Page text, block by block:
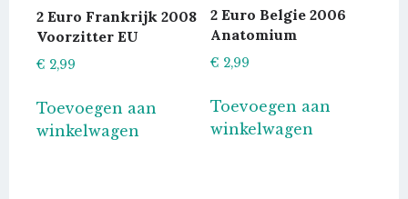
2 Euro Frankrijk 2008
Voorzitter EU
€ 2,99
Toevoegen aan
winkelwagen
2 Euro Belgie 2006
Anatomium
€ 2,99
Toevoegen aan
winkelwagen